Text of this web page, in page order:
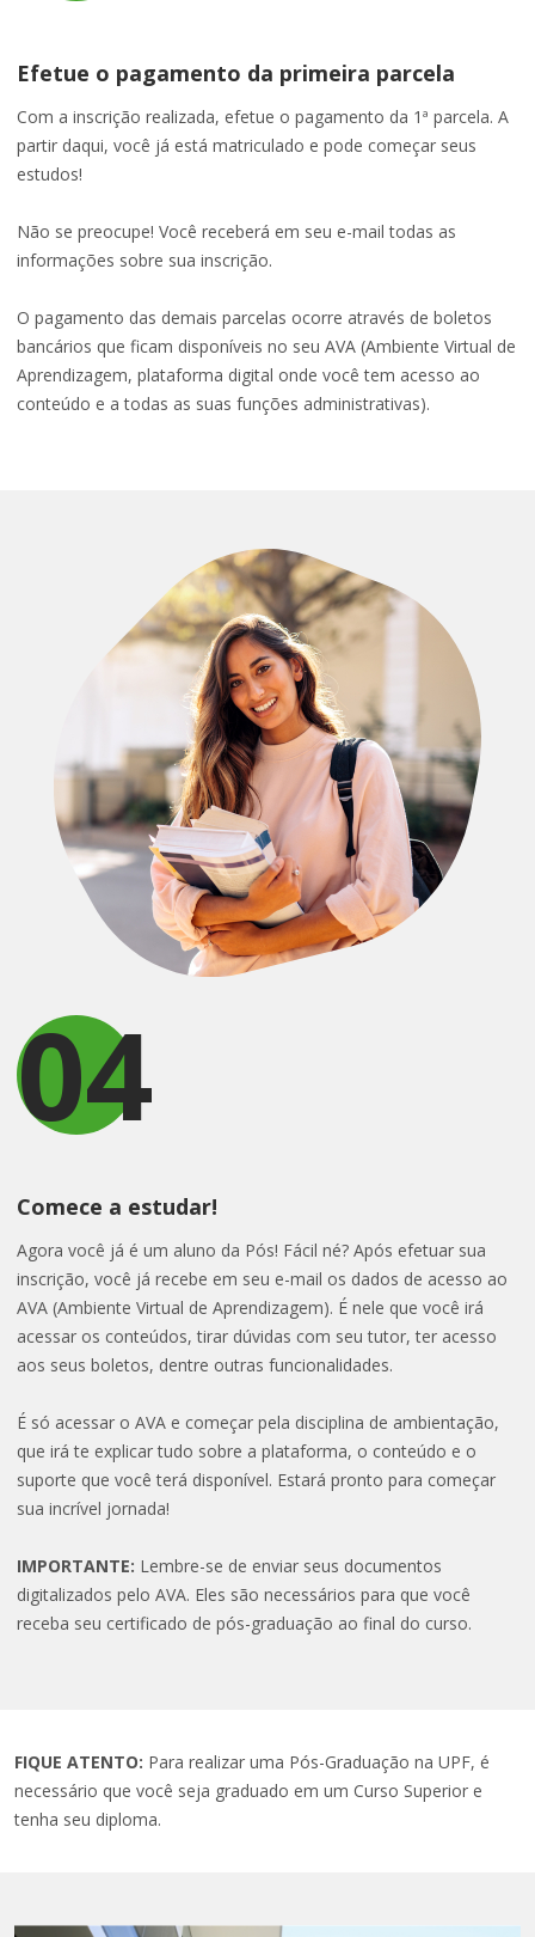
Efetue o pagamento da primeira parcela
Com a inscrição realizada, efetue o pagamento da 1ª parcela. A
partir daqui, você já está matriculado e pode começar seus
estudos!
Não se preocupe! Você receberá em seu e-mail todas as
informações sobre sua inscrição.
O pagamento das demais parcelas ocorre através de boletos
bancários que ficam disponíveis no seu AVA (Ambiente Virtual de
Aprendizagem, plataforma digital onde você tem acesso ao
conteúdo e a todas as suas funções administrativas).
04
Comece a estudar!
Agora você já é um aluno da Pós! Fácil né? Após efetuar sua
inscrição, você já recebe em seu e-mail os dados de acesso ao
AVA (Ambiente Virtual de Aprendizagem). É nele que você irá
acessar os conteúdos, tirar dúvidas com seu tutor, ter acesso
aos seus boletos, dentre outras funcionalidades.
É só acessar o AVA e começar pela disciplina de ambientação,
que irá te explicar tudo sobre a plataforma, o conteúdo e o
suporte que você terá disponível. Estará pronto para começar
sua incrível jornada!
IMPORTANTE: Lembre-se de enviar seus documentos
digitalizados pelo AVA. Eles são necessários para que você
receba seu certificado de pós-graduação ao final do curso.
FIQUE ATENTO: Para realizar uma Pós-Graduação na UPF, é
necessário que você seja graduado em um Curso Superior e
tenha seu diploma.